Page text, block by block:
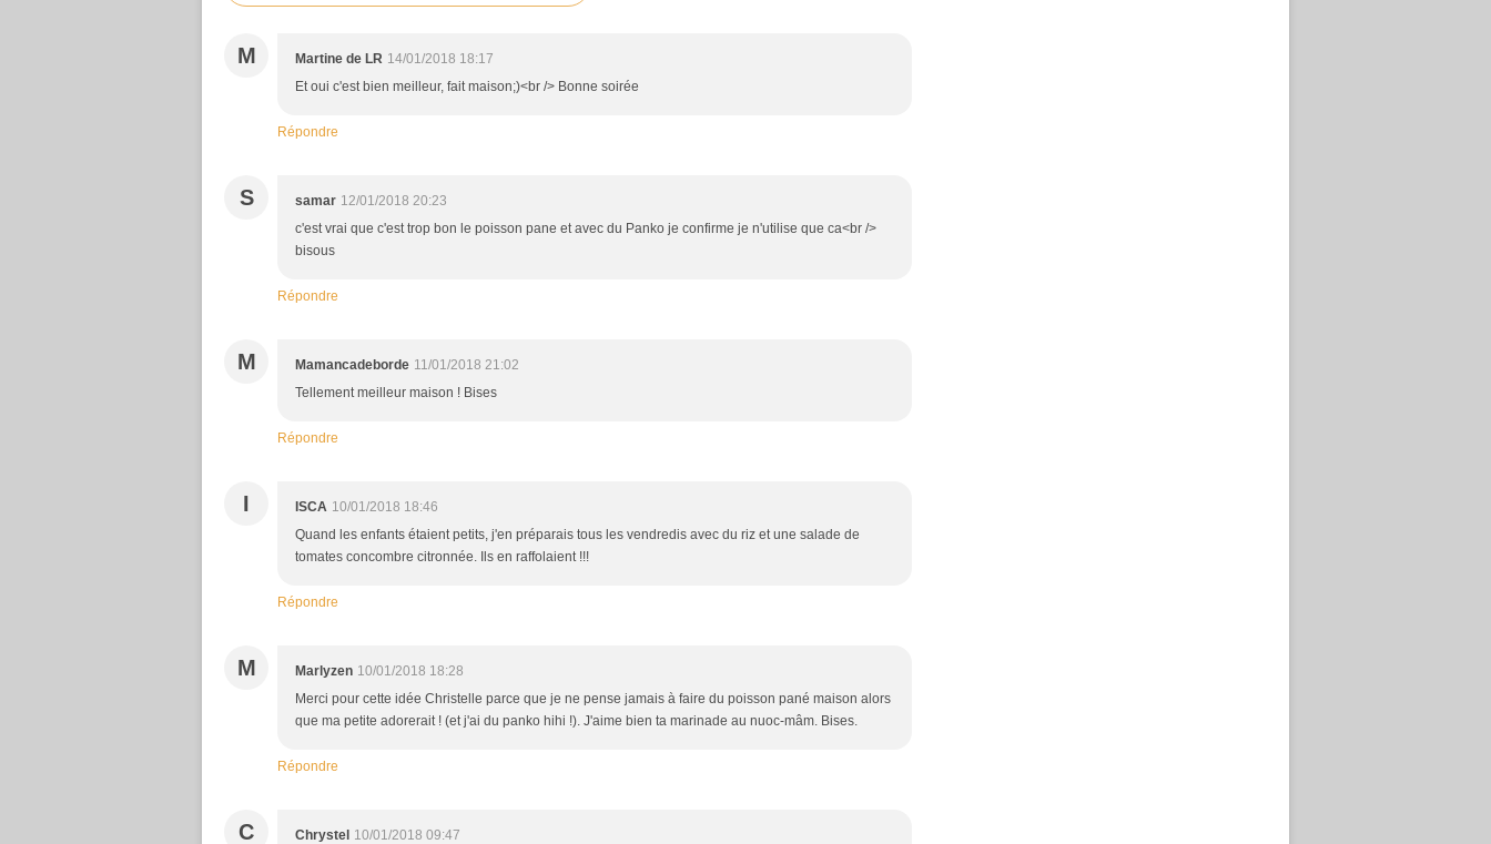
M Martine de LR 14/01/2018 18:17
Et oui c'est bien meilleur, fait maison;)<br /> Bonne soirée
Répondre
S samar 12/01/2018 20:23
c'est vrai que c'est trop bon le poisson pane et avec du Panko je confirme je n'utilise que ca<br />
bisous
Répondre
M Mamancadeborde 11/01/2018 21:02
Tellement meilleur maison ! Bises
Répondre
I ISCA 10/01/2018 18:46
Quand les enfants étaient petits, j'en préparais tous les vendredis avec du riz et une salade de
tomates concombre citronnée. Ils en raffolaient !!!
Répondre
M Marlyzen 10/01/2018 18:28
Merci pour cette idée Christelle parce que je ne pense jamais à faire du poisson pané maison alors
que ma petite adorerait ! (et j'ai du panko hihi !). J'aime bien ta marinade au nuoc-mâm. Bises.
Répondre
C Chrystel 10/01/2018 09:47